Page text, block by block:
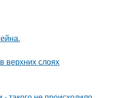
верхних слоях